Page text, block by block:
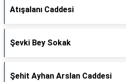
Atışalanı Caddesi
Şevki Bey Sokak
Şehit Ayhan Arslan Caddesi